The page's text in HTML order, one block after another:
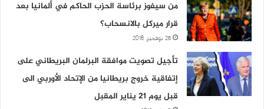
من سيفوز برئاسة الحزب الحاكم في ألمانيا بعد
قرار ميركل بالانسحاب؟
26 نوفمبر، 2018
تأجيل تصويت موافقة البرلمان البريطاني على
إتفاقية خروج بريطانيا من الإتحاد الأوربي الى
قبل يوم 21 يناير المقبل